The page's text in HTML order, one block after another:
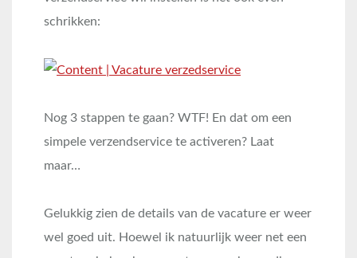
schrikken:
Nog 3 stappen te gaan? WTF! En dat om een
simpele verzendservice te activeren? Laat
maar…
Gelukkig zien de details van de vacature er weer
wel goed uit. Hoewel ik natuurlijk weer net een